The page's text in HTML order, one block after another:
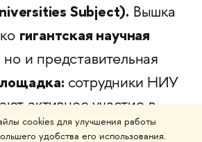
Subject). Вышка
гигантская научная
но и представительная
сотрудники НИУ
активное участие в
дискуссиях,
cookies для улучшения работы
удобства его использования.